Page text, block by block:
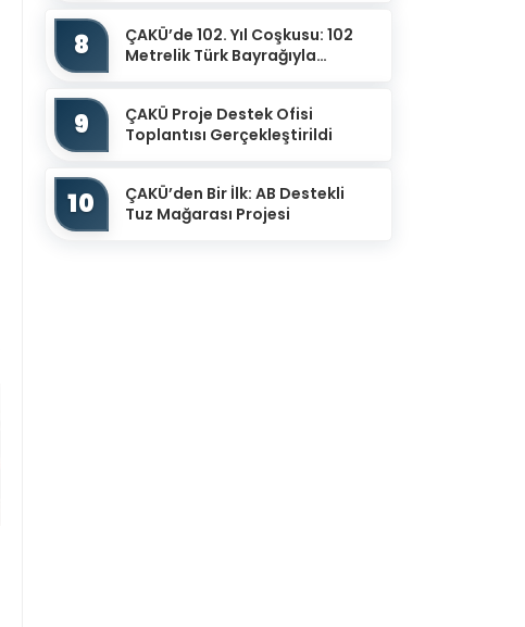
8
ÇAKÜ’de 102. Yıl Coşkusu: 102
Metrelik Türk Bayrağıyla
9
ÇAKÜ Proje Destek Ofisi
Toplantısı Gerçekleştirildi
10
ÇAKÜ’den Bir İlk: AB Destekli
Tuz Mağarası Projesi